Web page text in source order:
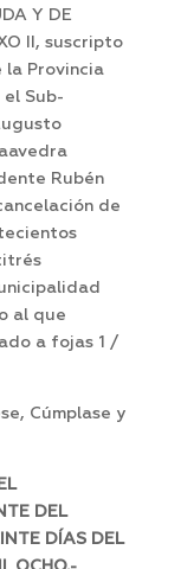
Y DE
II, suscripto
Provincia
Sub-
Rubén
de
al que
a fojas 1 /
Cúmplase y
DEL
DÍAS DEL